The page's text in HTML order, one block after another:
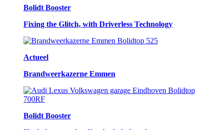
Bolidt Booster
Fixing the Glitch, with Driverless Technology
Actueel
Brandweerkazerne Emmen
Bolidt Booster